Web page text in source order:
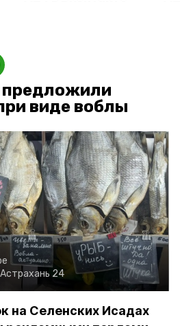
виде воблы
Астрахань 24
на Селенских Исадах